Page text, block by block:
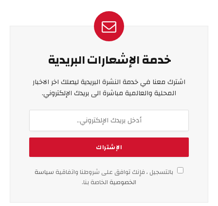
خدمة الإشعارات البريدية
اشترك معنا في خدمة النشرة البريدية ليصلك اخر الاخبار
المحلية والعالمية مباشرة الى بريدك الإلكتروني.
بالتسجيل ، فإنك توافق على شروطنا واتفاقية سياسة
الخصوصية الخاصة بنا.